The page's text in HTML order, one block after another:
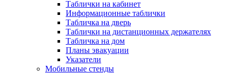
Таблички на кабинет
Информационные таблички
Табличка на дверь
Таблички на дистанционных держателях
Табличка на дом
Планы эвакуации
Указатели
Мобильные стенды